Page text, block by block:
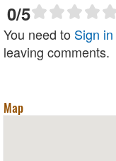
0/5
You need to Sign in
leaving comments.
Map